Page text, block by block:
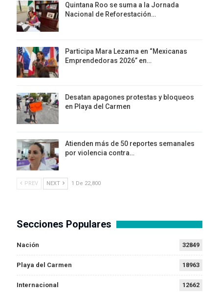
Quintana Roo se suma a la Jornada
Nacional de Reforestación…
Participa Mara Lezama en “Mexicanas
Emprendedoras 2026” en…
Desatan apagones protestas y bloqueos
en Playa del Carmen
Atienden más de 50 reportes semanales
por violencia contra…
PREV NEXT 1 De 22,800
Secciones Populares
Nación 32849
Playa del Carmen 18963
Internacional 12662